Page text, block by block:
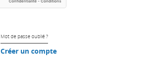
Mot de passe oublié ?
Créer un compte